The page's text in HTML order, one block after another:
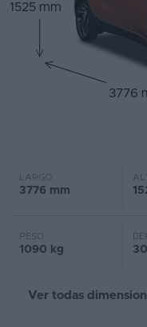
1525 mm
3776
LARGO
3776 mm
PESO
1090 kg 30
Ver todas